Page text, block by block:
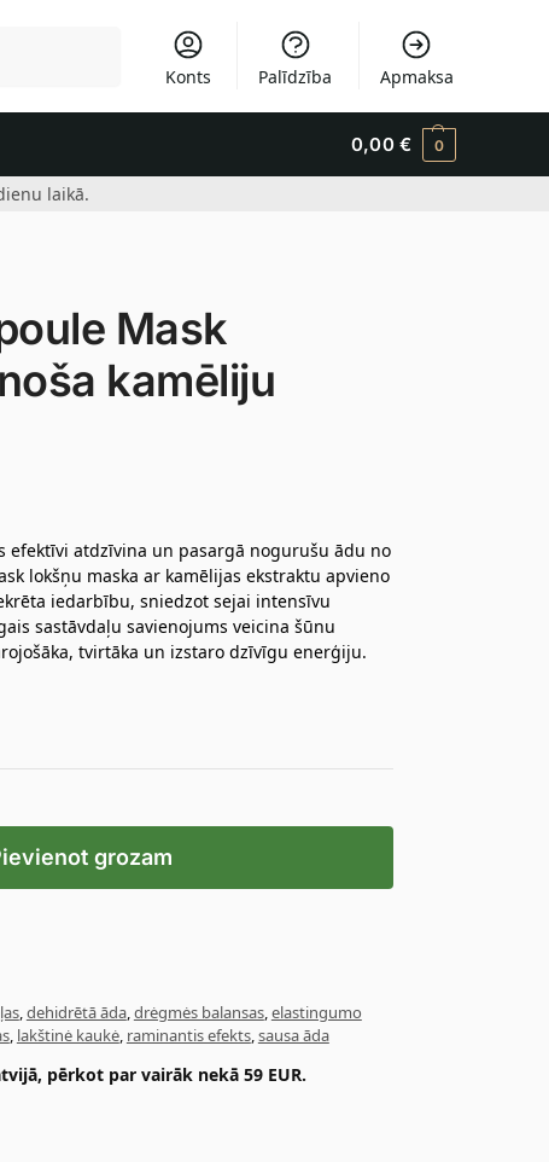
Konts Palīdzība Apmaksa
0,00 € 0
laikā.
Mask
kamēliju
efektīvi atdzīvina un pasargā nogurušu ādu no
lokšņu maska ar kamēlijas ekstraktu apvieno
iedarbību, sniedzot sejai intensīvu
sastāvdaļu savienojums veicina šūnu
tvirtāka un izstaro dzīvīgu enerģiju.
grozam
,dehidrētā āda,drėgmės balansas,elastingumo
, lakštinė kaukė, raminantis efekts,sausa āda
pērkot par vairāk nekā 59 EUR.